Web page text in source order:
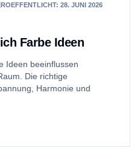
: 28. JUNI 2026
Farbe Ideen
Ideen beeinflussen
Die richtige
Harmonie und